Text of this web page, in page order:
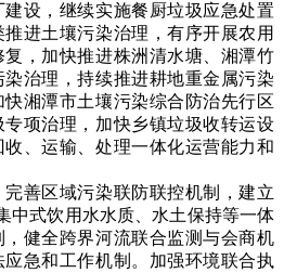
设，继续实施餐厨垃圾应急处置
进土壤污染治理，有序开展农用
，加快推进株洲清水塘、湘潭竹
治理，持续推进耕地重金属污染
湘潭市土壤污染综合防治先行区
项治理，加快乡镇垃圾收转运设
、运输、处理一体化运营能力和
善区域污染联防联控机制，建立
中式饮用水水质、水土保持等一体
健全跨界河流联合监测与会商机
急和工作机制。加强环境联合执